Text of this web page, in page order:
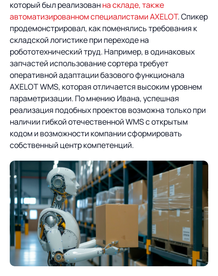
который был реализованна складе, также
автоматизированном специалистами AXELOT. Спикер
продемонстрировал, как поменялись требования к
складской логистике при переходе на
робототехнический труд. Например, в одинаковых
запчастей использование сортера требует
оперативной адаптации базового функционала
AXELOT WMS, которая отличается высоким уровнем
параметризации. По мнению Ивана, успешная
реализация подобных проектов возможна только при
наличии гибкой отечественной WMS с открытым
кодом и возможности компании сформировать
собственный центр компетенций.